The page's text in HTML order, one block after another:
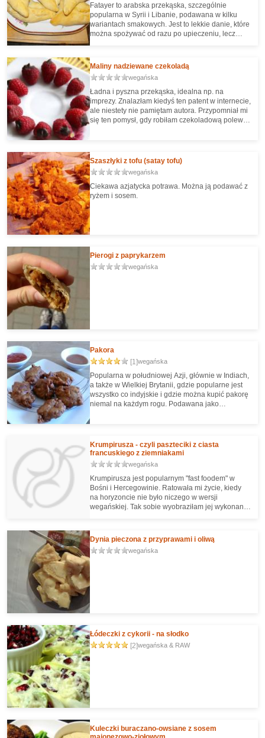
Fatayer to arabska przekąska, szczególnie
popularna w Syrii i Libanie, podawana w kilku
wariantach smakowych. Jest to lekkie danie, które
można spożywać od razu po upieczeniu, lecz
fatayerów, wyniki widzicie na zdjęciach :)
Maliny nadziewane czekoladą
wegańska
Ładna i pyszna przekąska, idealna np. na
imprezy. Znalazłam kiedyś ten patent w internecie,
ale niestety nie pamiętam autora. Przypomniał mi
się ten pomysł, gdy robiłam czekoladową polewę
Szaszłyki z tofu (satay tofu)
wegańska
Ciekawa azjatycka potrawa. Można ją podawać z
ryżem i sosem.
Pierogi z paprykarzem
wegańska
Pakora
[1]wegańska
Popularna w południowej Azji, głównie w Indiach,
a także w Wielkiej Brytanii, gdzie popularne jest
wszystko co indyjskie i gdzie można kupić pakorę
niemal na każdym rogu. Podawana jako
Krumpirusza - czyli paszteciki z ciasta
francuskiego z ziemniakami
wegańska
Krumpirusza jest popularnym "fast foodem" w
Bośni i Hercegowinie. Ratowała mi życie, kiedy
na horyzoncie nie było niczego w wersji
wegańskiej. Tak sobie wyobraziłam jej wykonanie
Dynia pieczona z przyprawami i oliwą
wegańska
Łódeczki z cykorii - na słodko
[2]wegańska & RAW
Kuleczki buraczano-owsiane z sosem